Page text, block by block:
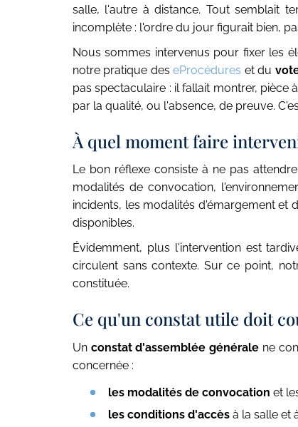
salle, l'autre à distance. Tout semblait
incomplète : l'ordre du jour figurait bien,
Nous sommes intervenus pour fixer les
notre pratique deseProcédures et du
pas spectaculaire : il fallait montrer, pièce
par la qualité, ou l'absence, de preuve.
À quel moment faire
Le bon réflexe consiste à ne pas
modalités de convocation,
incidents, les modalités d'émargement et
disponibles.
Évidemment, plus l'intervention est
circulent sans contexte. Sur ce point,
constituée.
Ce qu'un constat utile doit
Un constat d'assemblée générale ne
concernée :
les modalités de convocation et
les conditions d'accès à la salle et